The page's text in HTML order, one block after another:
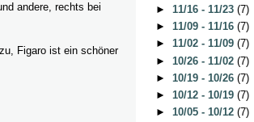
andere, rechts bei
Figaro ist ein schöner
► 11/16 - 11/23 (7)
► 11/09 - 11/16 (7)
► 11/02 - 11/09 (7)
► 10/26 - 11/02 (7)
► 10/19 - 10/26 (7)
► 10/12 - 10/19 (7)
► 10/05 - 10/12 (7)